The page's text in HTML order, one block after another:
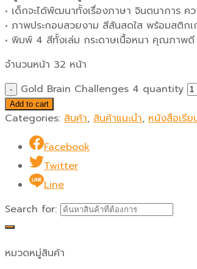
• เด็กจะได้พัฒนาทั้งเรื่องภาษา จินตนาการ
• ภาพประกอบสวยงาม สีสันสดใส พร้อมสติก
• พิมพ์ 4 สีทั้งเล่ม กระดาษเนื้อหนา คุณภาพดี
จำนวนหน้า 32 หน้า
Gold Brain Challenges 4 quantity
Add to cart
Categories: สินค้า, สินค้าแนะนำ, หนังสือเรี
Facebook
Twitter
Line
Search for:
หมวดหมู่สินค้า